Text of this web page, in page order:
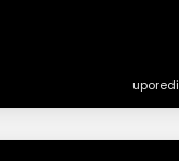
uporedi